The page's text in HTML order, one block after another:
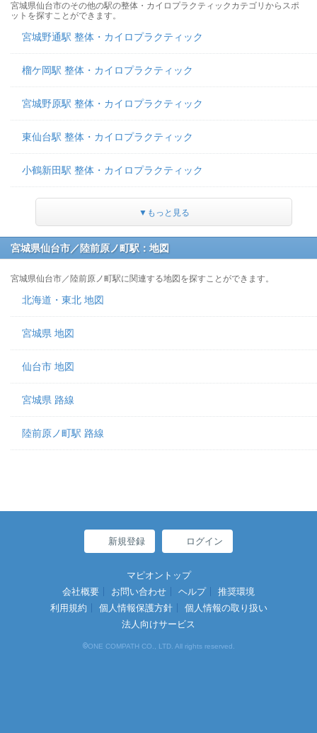
宮城県仙台市のその他の駅の整体・カイロプラクティックカテゴリからスポ
ットを探すことができます。
宮城野通駅 整体・カイロプラクティック
榴ケ岡駅 整体・カイロプラクティック
宮城野原駅 整体・カイロプラクティック
東仙台駅 整体・カイロプラクティック
小鶴新田駅 整体・カイロプラクティック
▼もっと見る
宮城県仙台市／陸前原ノ町駅：地図
宮城県仙台市／陸前原ノ町駅に関連する地図を探すことができます。
北海道・東北 地図
宮城県 地図
仙台市 地図
宮城県 路線
陸前原ノ町駅 路線
新規登録 ログイン
マピオントップ
会社概要
お問い合わせ ヘルプ
推奨環境
利用規約
個人情報保護方針
個人情報の取り扱い
法人向けサービス
©ONE COMPATH CO., LTD. All rights reserved.